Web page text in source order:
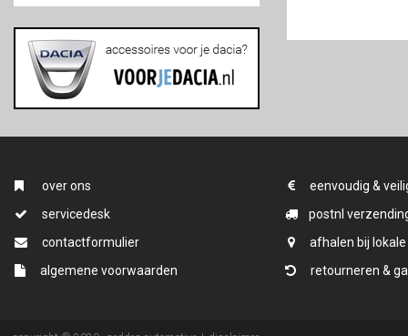
over ons
servicedesk
contactformulier
algemene voorwaarden
eenvoudig &
postnl
afhalen bij
retourneren &